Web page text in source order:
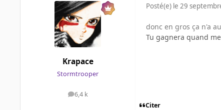
Krapace
Stormtrooper
6,4 k
messages
Posté(e) le 29
donc en gros ça n'a
Tu gagnera quand
Citer